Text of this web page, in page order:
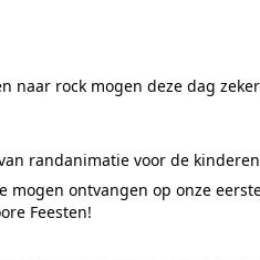
naar rock mogen deze dag zeker
randanimatie voor de
mogen ontvangen op onze
Feesten!